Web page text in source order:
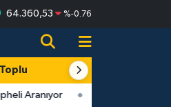
64.360,53 %-0.76
Turizm
Aranıyor